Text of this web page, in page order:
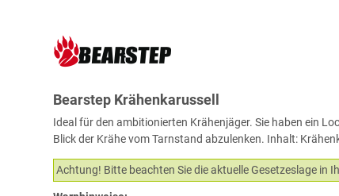
Bearstep Krähenkarussell
Ideal für den ambitionierten Krähenjäger. Sie haben ein
Blick der Krähe vom Tarnstand abzulenken. Inhalt:
Achtung! Bitte beachten Sie die aktuelle Gesetzeslage in